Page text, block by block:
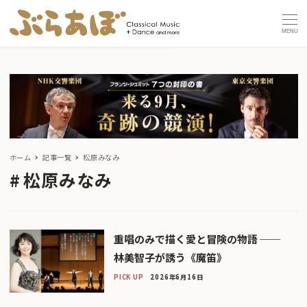
MENU
ホーム 記事一覧 松原みなみ
松原みなみ
重唱のみで描く愛と冒険の物語 ──
林美智子が誘う《魔笛》
PICK UP 2026年6月16日